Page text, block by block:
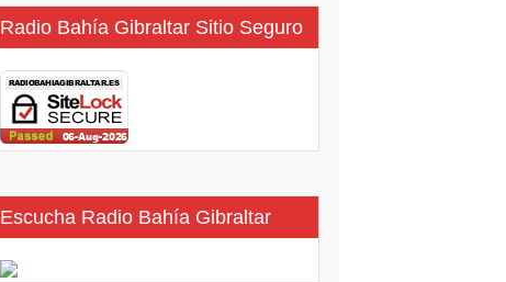
Radio Bahía Gibraltar Sitio Seguro
Escucha Radio Bahía Gibraltar